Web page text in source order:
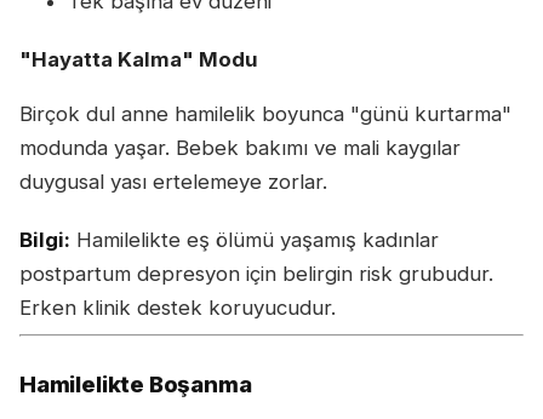
"Hayatta Kalma" Modu
Birçok dul anne hamilelik boyunca "günü kurtarma"
modunda yaşar. Bebek bakımı ve mali kaygılar
duygusal yası ertelemeye zorlar.
Bilgi: Hamilelikte eş ölümü yaşamış kadınlar
postpartum depresyon için belirgin risk grubudur.
Erken klinik destek koruyucudur.
Hamilelikte Boşanma